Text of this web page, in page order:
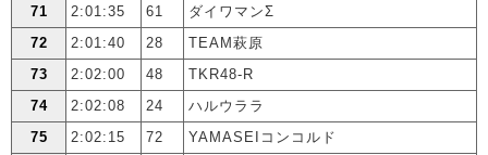
71
2:01:35 61
ダイワマンΣ
72
2:01:40 28
TEAM萩原
73
2:02:00 48
TKR48-R
74
2:02:08 24
ハルウララ
75
2:02:15 72
YAMASEIコンコルド